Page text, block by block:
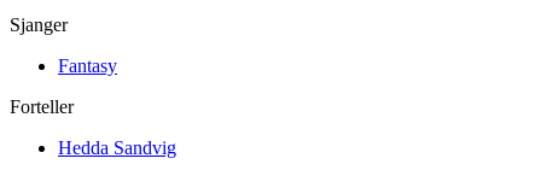
Sjanger
Fantasy
Forteller
Hedda Sandvig